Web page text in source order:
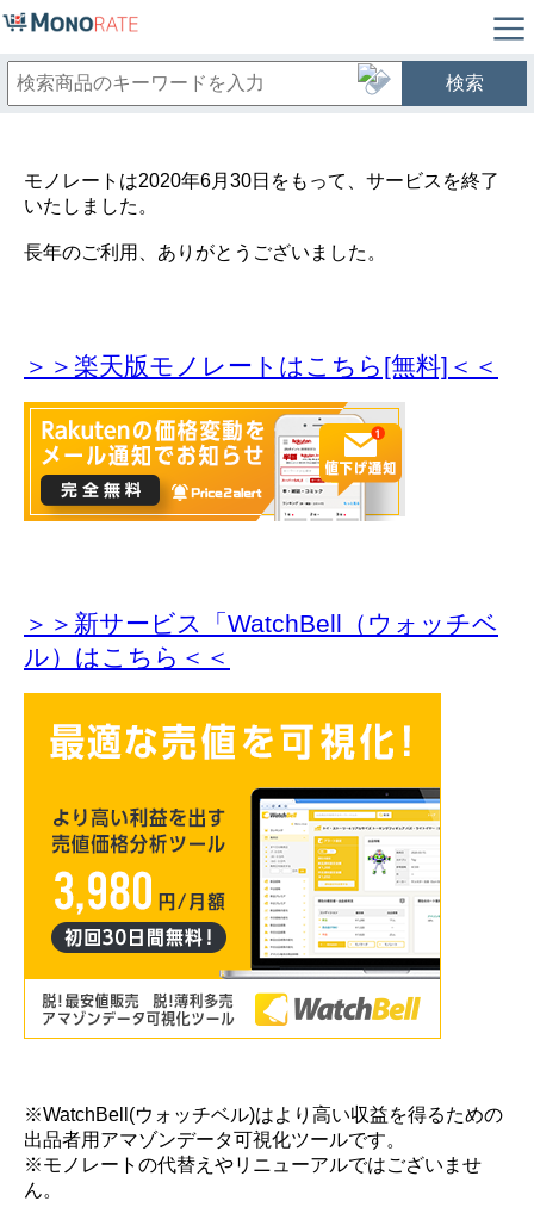
検索
モノレートは2020年6月30日をもって、サービスを終了
いたしました。
長年のご利用、ありがとうございました。
＞＞楽天版モノレートはこちら[無料]＜＜
＞＞新サービス「WatchBell（ウォッチベ
ル）はこちら＜＜
※WatchBell(ウォッチベル)はより高い収益を得るための
出品者用アマゾンデータ可視化ツールです。
※モノレートの代替えやリニューアルではございませ
ん。